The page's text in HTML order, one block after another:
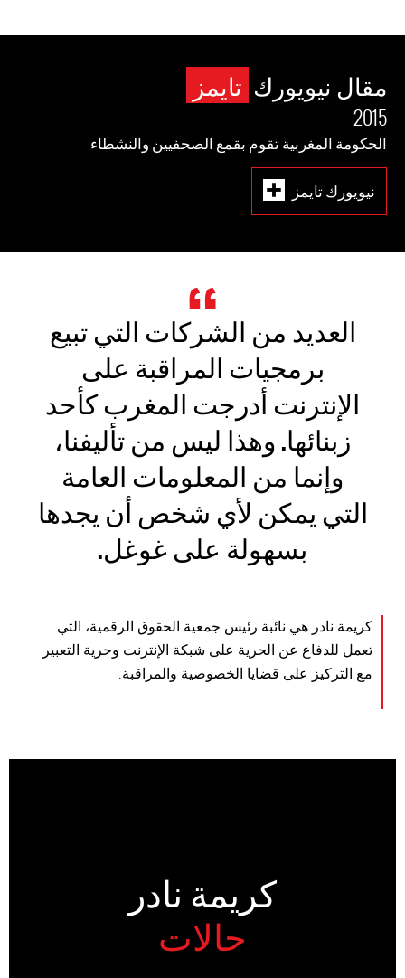
مقال نيويورك تايمز
2015
الحكومة المغربية تقوم بقمع الصحفيين والنشطاء
نيويورك تايمز
العديد من الشركات التي تبيع
برمجيات المراقبة على
الإنترنت أدرجت المغرب كأحد
زبنائها. وهذا ليس من تأليفنا،
وإنما من المعلومات العامة
التي يمكن لأي شخص أن يجدها
بسهولة على غوغل.
كريمة نادر هي نائبة رئيس جمعية الحقوق الرقمية، التي
تعمل للدفاع عن الحرية على شبكة الإنترنت وحرية التعبير
مع التركيز على قضايا الخصوصية والمراقبة.
كريمة نادر
حالات